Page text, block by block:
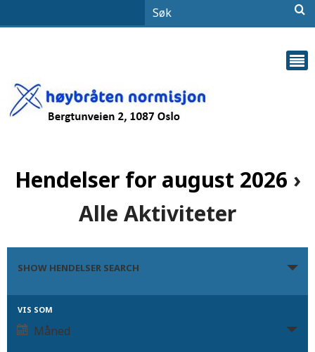
Hendelser for august 2026 ›
Alle Aktiviteter
Hendelser
and
Views
SHOW HENDELSER SEARCH
Hendelse
Views
VIS SOM
Måned